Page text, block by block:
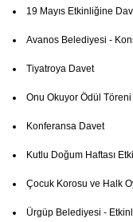
19 Mayıs Etkinliğine
Avanos Belediyesi -
Tiyatroya Davet
Onu Okuyor Ödül Töreni
Konferansa Davet
Kutlu Doğum Haftası
Çocuk Korosu ve Halk
Ürgüp Belediyesi -